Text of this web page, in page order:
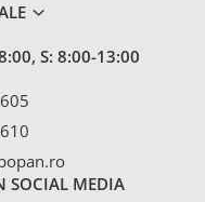
S: 8:00-13:00
SOCIAL MEDIA